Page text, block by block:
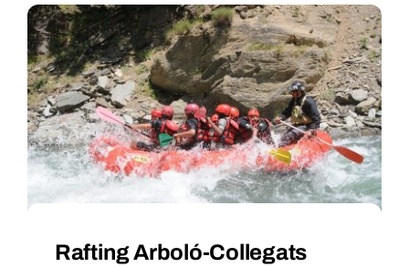
Rafting Arboló-Collegats